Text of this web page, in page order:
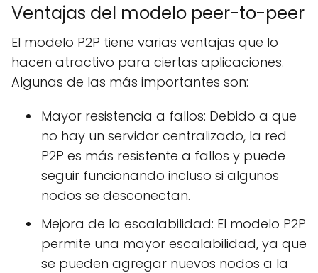
Ventajas del modelo peer-to-peer
El modelo P2P tiene varias ventajas que lo
hacen atractivo para ciertas aplicaciones.
Algunas de las más importantes son:
Mayor resistencia a fallos: Debido a que
no hay un servidor centralizado, la red
P2P es más resistente a fallos y puede
seguir funcionando incluso si algunos
nodos se desconectan.
Mejora de la escalabilidad: El modelo P2P
permite una mayor escalabilidad, ya que
se pueden agregar nuevos nodos a la